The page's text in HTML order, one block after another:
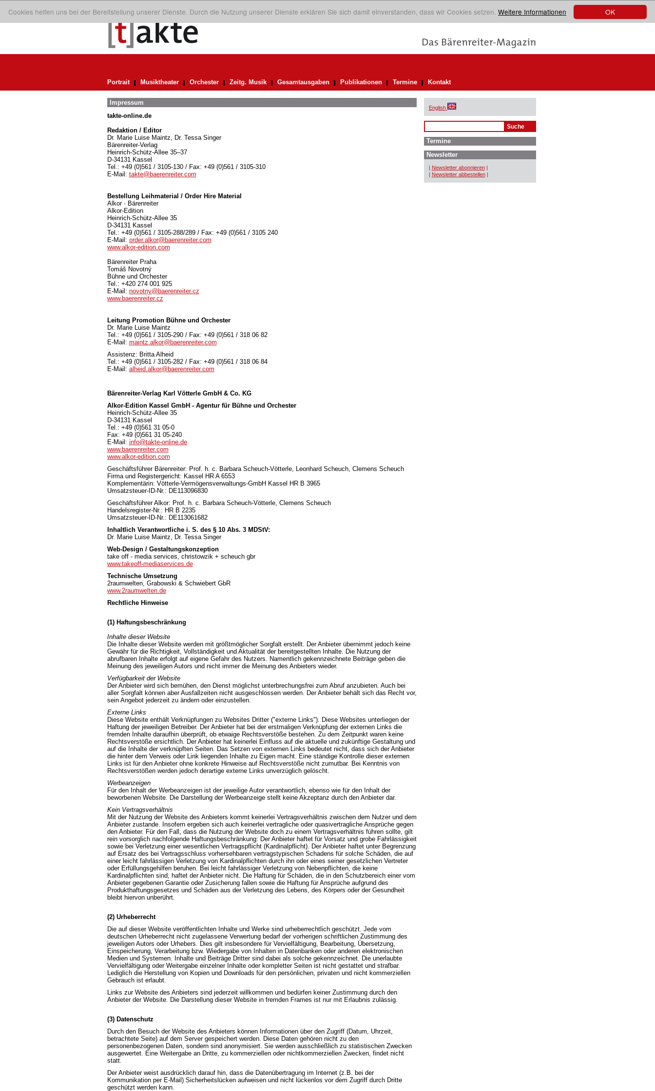
OK
Cookies helfen uns bei der Bereitstellung unserer Dienste. Durch die Nutzung unserer Dienste erklären Sie sich damit einverstanden, dass wir Cookies setzen. Weitere Informationen
Portrait Musiktheater Orchester Zeitg. Musik Gesamtausgaben Publikationen Termine Kontakt
Impressum
takte-online.de
Redaktion / Editor
Dr. Marie Luise Maintz, Dr. Tessa Singer
Bärenreiter-Verlag
Heinrich-Schütz-Allee 35–37
D-34131 Kassel
Tel.: +49 (0)561 / 3105-130 / Fax: +49 (0)561 / 3105-310
E-Mail: takte@baerenreiter.com
Bestellung Leihmaterial / Order Hire Material
Alkor · Bärenreiter
Alkor-Edition
Heinrich-Schütz-Allee 35
D-34131 Kassel
Tel.: +49 (0)561 / 3105-288/289 / Fax: +49 (0)561 / 3105 240
E-Mail: order.alkor@baerenreiter.com
www.alkor-edition.com
Bärenreiter Praha
Tomáš Novotný
Bühne und Orchester
Tel.: +420 274 001 925
E-Mail: novotny@baerenreiter.cz
www.baerenreiter.cz
Leitung Promotion Bühne und Orchester
Dr. Marie Luise Maintz
Tel.: +49 (0)561 / 3105-290 / Fax: +49 (0)561 / 318 06 82
E-Mail: maintz.alkor@baerenreiter.com
Assistenz: Britta Alheid
Tel.: +49 (0)561 / 3105-282 / Fax: +49 (0)561 / 318 06 84
E-Mail: alheid.alkor@baerenreiter.com
Bärenreiter-Verlag Karl Vötterle GmbH & Co. KG
Alkor-Edition Kassel GmbH - Agentur für Bühne und Orchester
Heinrich-Schütz-Allee 35
D-34131 Kassel
Tel.: +49 (0)561 31 05-0
Fax: +49 (0)561 31 05-240
E-Mail: info@takte-online.de
www.baerenreiter.com
www.alkor-edition.com
Geschäftsführer Bärenreiter: Prof. h. c. Barbara Scheuch-Vötterle, Leonhard Scheuch, Clemens Scheuch
Firma und Registergericht: Kassel HR A 6553
Komplementärin: Vötterle-Vermögensverwaltungs-GmbH Kassel HR B 3965
Umsatzsteuer-ID-Nr.: DE113096830
Geschäftsführer Alkor: Prof. h. c. Barbara Scheuch-Vötterle, Clemens Scheuch
Handelsregister-Nr.: HR B 2235
Umsatzsteuer-ID-Nr.: DE113061682
Inhaltlich Verantwortliche i. S. des § 10 Abs. 3 MDStV:
Dr. Marie Luise Maintz, Dr. Tessa Singer
Web-Design / Gestaltungskonzeption
take off - media services, christowzik + scheuch gbr
www.takeoff-mediaservices.de
Technische Umsetzung
2raumwelten, Grabowski & Schwiebert GbR
www.2raumwelten.de
Rechtliche Hinweise
(1) Haftungsbeschränkung
Inhalte dieser Website
Die Inhalte dieser Website werden mit größtmöglicher Sorgfalt erstellt. Der Anbieter übernimmt jedoch keine
Gewähr für die Richtigkeit, Vollständigkeit und Aktualität der bereitgestellten Inhalte. Die Nutzung der
abrufbaren Inhalte erfolgt auf eigene Gefahr des Nutzers. Namentlich gekennzeichnete Beiträge geben die
Meinung des jeweiligen Autors und nicht immer die Meinung des Anbieters wieder.
Verfügbarkeit der Website
Der Anbieter wird sich bemühen, den Dienst möglichst unterbrechungsfrei zum Abruf anzubieten. Auch bei
aller Sorgfalt können aber Ausfallzeiten nicht ausgeschlossen werden. Der Anbieter behält sich das Recht vor,
sein Angebot jederzeit zu ändern oder einzustellen.
Externe Links
Diese Website enthält Verknüpfungen zu Websites Dritter ("externe Links"). Diese Websites unterliegen der
Haftung der jeweiligen Betreiber. Der Anbieter hat bei der erstmaligen Verknüpfung der externen Links die
fremden Inhalte daraufhin überprüft, ob etwaige Rechtsverstöße bestehen. Zu dem Zeitpunkt waren keine
Rechtsverstöße ersichtlich. Der Anbieter hat keinerlei Einfluss auf die aktuelle und zukünftige Gestaltung und
auf die Inhalte der verknüpften Seiten. Das Setzen von externen Links bedeutet nicht, dass sich der Anbieter
die hinter dem Verweis oder Link liegenden Inhalte zu Eigen macht. Eine ständige Kontrolle dieser externen
Links ist für den Anbieter ohne konkrete Hinweise auf Rechtsverstöße nicht zumutbar. Bei Kenntnis von
Rechtsverstößen werden jedoch derartige externe Links unverzüglich gelöscht.
Werbeanzeigen
Für den Inhalt der Werbeanzeigen ist der jeweilige Autor verantwortlich, ebenso wie für den Inhalt der
beworbenen Website. Die Darstellung der Werbeanzeige stellt keine Akzeptanz durch den Anbieter dar.
Kein Vertragsverhältnis
Mit der Nutzung der Website des Anbieters kommt keinerlei Vertragsverhältnis zwischen dem Nutzer und dem
Anbieter zustande. Insofern ergeben sich auch keinerlei vertragliche oder quasivertragliche Ansprüche gegen
den Anbieter. Für den Fall, dass die Nutzung der Website doch zu einem Vertragsverhältnis führen sollte, gilt
rein vorsorglich nachfolgende Haftungsbeschränkung: Der Anbieter haftet für Vorsatz und grobe Fahrlässigkeit
sowie bei Verletzung einer wesentlichen Vertragspflicht (Kardinalpflicht). Der Anbieter haftet unter Begrenzung
auf Ersatz des bei Vertragsschluss vorhersehbaren vertragstypischen Schadens für solche Schäden, die auf
einer leicht fahrlässigen Verletzung von Kardinalpflichten durch ihn oder eines seiner gesetzlichen Vertreter
oder Erfüllungsgehilfen beruhen. Bei leicht fahrlässiger Verletzung von Nebenpflichten, die keine
Kardinalpflichten sind, haftet der Anbieter nicht. Die Haftung für Schäden, die in den Schutzbereich einer vom
Anbieter gegebenen Garantie oder Zusicherung fallen sowie die Haftung für Ansprüche aufgrund des
Produkthaftungsgesetzes und Schäden aus der Verletzung des Lebens, des Körpers oder der Gesundheit
bleibt hiervon unberührt.
(2) Urheberrecht
Die auf dieser Website veröffentlichten Inhalte und Werke sind urheberrechtlich geschützt. Jede vom
deutschen Urheberrecht nicht zugelassene Verwertung bedarf der vorherigen schriftlichen Zustimmung des
jeweiligen Autors oder Urhebers. Dies gilt insbesondere für Vervielfältigung, Bearbeitung, Übersetzung,
Einspeicherung, Verarbeitung bzw. Wiedergabe von Inhalten in Datenbanken oder anderen elektronischen
Medien und Systemen. Inhalte und Beiträge Dritter sind dabei als solche gekennzeichnet. Die unerlaubte
Vervielfältigung oder Weitergabe einzelner Inhalte oder kompletter Seiten ist nicht gestattet und strafbar.
Lediglich die Herstellung von Kopien und Downloads für den persönlichen, privaten und nicht kommerziellen
Gebrauch ist erlaubt.
Links zur Website des Anbieters sind jederzeit willkommen und bedürfen keiner Zustimmung durch den
Anbieter der Website. Die Darstellung dieser Website in fremden Frames ist nur mit Erlaubnis zulässig.
(3) Datenschutz
Durch den Besuch der Website des Anbieters können Informationen über den Zugriff (Datum, Uhrzeit,
betrachtete Seite) auf dem Server gespeichert werden. Diese Daten gehören nicht zu den
personenbezogenen Daten, sondern sind anonymisiert. Sie werden ausschließlich zu statistischen Zwecken
ausgewertet. Eine Weitergabe an Dritte, zu kommerziellen oder nichtkommerziellen Zwecken, findet nicht
statt.
Der Anbieter weist ausdrücklich darauf hin, dass die Datenübertragung im Internet (z.B. bei der
Kommunikation per E-Mail) Sicherheitslücken aufweisen und nicht lückenlos vor dem Zugriff durch Dritte
geschützt werden kann.
English
Termine
Newsletter
| Newsletter abonnieren |
| Newsletter abbestellen |